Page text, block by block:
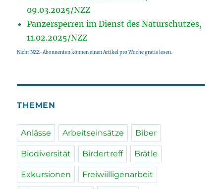
09.03.2025/NZZ
Panzersperren im Dienst des Naturschutzes,
11.02.2025/NZZ
Nicht NZZ-Abonnenten können einen Artikel pro Woche gratis lesen.
THEMEN
Anlässe Arbeitseinsätze Biber
Biodiversität Birdertreff Brätle
Exkursionen Freiwiilligenarbeit